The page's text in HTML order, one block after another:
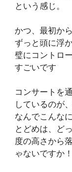
という感じ。
かつ、最初か
ずっと頭に浮
璧にコントロ
すごいです
コンサートを
しているのが
なんでこんな
とどめは、ど
度の高さから
ゃないですか